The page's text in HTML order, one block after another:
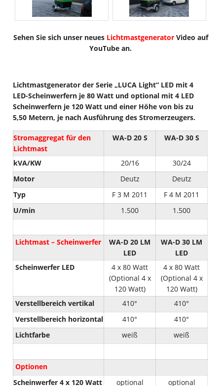
Sehen Sie sich unser neuesLichtmastgeneratorVideo auf
YouTube an.
Lichtmastgenerator der Serie „LUCA Light“ LED mit 4
LED-Scheinwerfern je 80 Watt und optional mit 4 LED
Scheinwerfern je 120 Watt und einer Höhe von bis zu
5,50 Metern, je nach Ausführung des Stromerzeugers.
Stromaggregat für den
Lichtmast
WA-D 20 S WA-D 30 S
kVA/KW 20/16
30/24
Motor
Deutz
Deutz
Typ
F 3 M 2011
F 4 M 2011
U/min
1.500 1.500
Lichtmast – Scheinwerfer
WA-D 20 LM
LED
WA-D 30 LM
LED
Scheinwerfer LED
4 x 80 Watt
(Optional 4 x
120 Watt)
4 x 80 Watt
(Optional 4 x
120 Watt)
Verstellbereich vertikal
410°
410°
Verstellbereich horizontal
410°
410°
Lichtfarbe
weiß weiß
Optionen
Scheinwerfer 4 x 120 Watt
optional
optional